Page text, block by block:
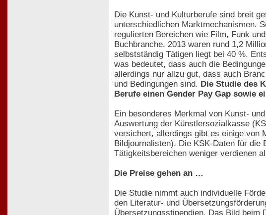
Die Kunst- und Kulturberufe sind breit
unterschiedlichen Marktmechanismen.
regulierten Bereichen wie Film, Funk
Buchbranche. 2013 waren rund 1,2
selbstständig Tätigen liegt bei 40 %.
was bedeutet, dass auch die
allerdings nur allzu gut, dass auch
und Bedingungen sind. Die Studie des
Berufe einen Gender Pay Gap sowie
Ein besonderes Merkmal von Kunst-
Auswertung der Künstlersozialkasse
versichert, allerdings gibt es einige von
Bildjournalisten). Die KSK-Daten für die
Tätigkeitsbereichen weniger verdienen
Die Preise gehen an …
Die Studie nimmt auch individuelle
den Literatur- und
Übersetzungsstipendien. Das Bild beim